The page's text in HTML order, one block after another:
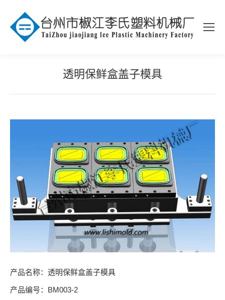
透明保鲜盒盖子模具
产品名称：透明保鲜盒盖子模具
产品编号：BM003-2